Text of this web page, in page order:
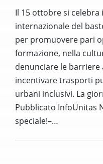
Il 15 ottobre si
internazionale del
per promuovere pari
formazione, nella
denunciare le
incentivare trasporti
urbani inclusivi. La
Pubblicato InfoUnitas
speciale!–…